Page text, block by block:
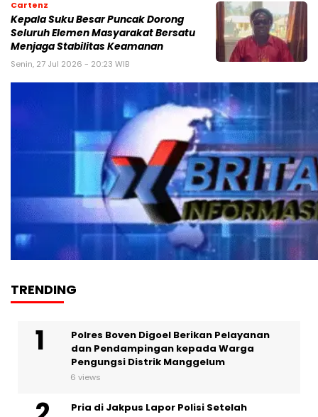
Cartenz
Kepala Suku Besar Puncak Dorong
Seluruh Elemen Masyarakat Bersatu
Menjaga Stabilitas Keamanan
Senin, 27 Jul 2026 - 20:23 WIB
TRENDING
Polres Boven Digoel Berikan Pelayanan
dan Pendampingan kepada Warga
Pengungsi Distrik Manggelum
6 views
Pria di Jakpus Lapor Polisi Setelah